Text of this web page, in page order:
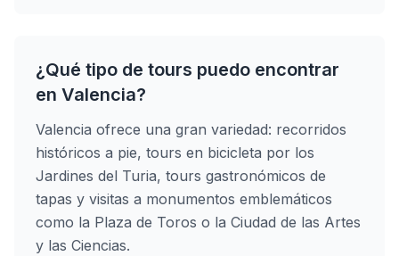
¿Qué tipo de tours puedo encontrar
en Valencia?
Valencia ofrece una gran variedad: recorridos
históricos a pie, tours en bicicleta por los
Jardines del Turia, tours gastronómicos de
tapas y visitas a monumentos emblemáticos
como la Plaza de Toros o la Ciudad de las Artes
y las Ciencias.